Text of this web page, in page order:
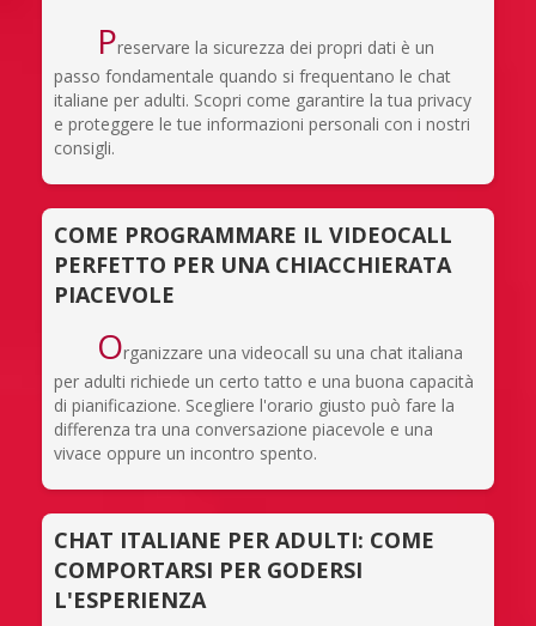
Preservare la sicurezza dei propri dati è un
passo fondamentale quando si frequentano le chat
italiane per adulti. Scopri come garantire la tua privacy
e proteggere le tue informazioni personali con i nostri
consigli.
COME PROGRAMMARE IL VIDEOCALL
PERFETTO PER UNA CHIACCHIERATA
PIACEVOLE
Organizzare una videocall su una chat italiana
per adulti richiede un certo tatto e una buona capacità
di pianificazione. Scegliere l'orario giusto può fare la
differenza tra una conversazione piacevole e una
vivace oppure un incontro spento.
CHAT ITALIANE PER ADULTI: COME
COMPORTARSI PER GODERSI
L'ESPERIENZA